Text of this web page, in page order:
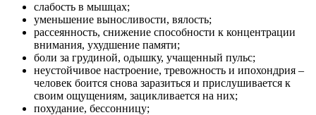
слабость в мышцах;
уменьшение выносливости, вялость;
рассеянность, снижение способности к концентрации
внимания, ухудшение памяти;
боли за грудиной, одышку, учащенный пульс;
неустойчивое настроение, тревожность и ипохондрия –
человек боится снова заразиться и прислушивается к
своим ощущениям, зацикливается на них;
похудание, бессонницу;